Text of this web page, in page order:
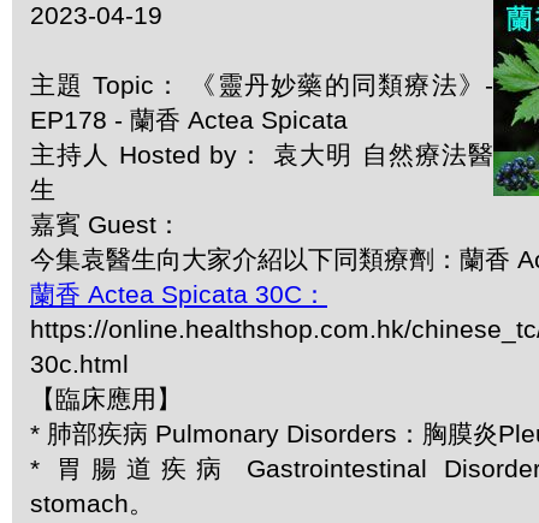
2023-04-19
主題 Topic： 《靈丹妙藥的同類療法》-
EP178 - 蘭香 Actea Spicata
主持人 Hosted by： 袁大明 自然療法醫
生
嘉賓 Guest：
今集袁醫生向大家介紹以下同類療劑：蘭香
蘭香 Actea Spicata 30C：
https://online.healthshop.com.hk/
30c.html
【臨床應用】
* 肺部疾病 Pulmonary Disorders：胸膜炎
* 胃腸道疾病 Gastrointestinal
stomach。